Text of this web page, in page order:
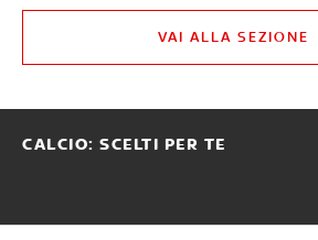
VAI ALLA SEZIONE
CALCIO: SCELTI PER TE